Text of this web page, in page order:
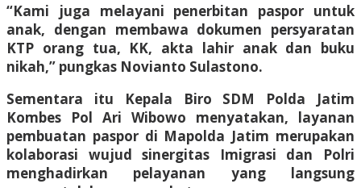
“Kami juga melayani penerbitan paspor untuk
anak, dengan membawa dokumen persyaratan
KTP orang tua, KK, akta lahir anak dan buku
nikah,” pungkas Novianto Sulastono.
Sementara itu Kepala Biro SDM Polda Jatim
Kombes Pol Ari Wibowo menyatakan, layanan
pembuatan paspor di Mapolda Jatim merupakan
kolaborasi wujud sinergitas Imigrasi dan Polri
menghadirkan pelayanan yang langsung